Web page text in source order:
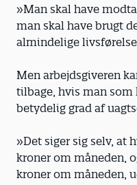
»Man skal have
man skal have brugt
almindelige
Men arbejdsgiveren
tilbage, hvis man
betydelig grad af
»Det siger sig selv, at
kroner om måneden,
kroner om måneden,